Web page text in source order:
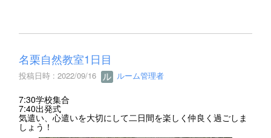
名栗自然教室1日目
投稿日時 : 2022/09/16 ルーム管理者
7:30学校集合
7:40出発式
気遣い、心遣いを大切にして二日間を楽しく仲良く過ごしま
しょう！